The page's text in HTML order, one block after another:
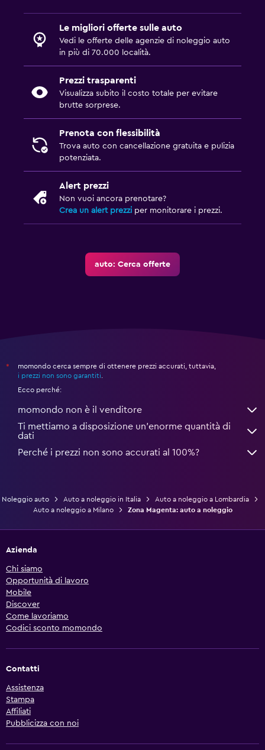
Le migliori offerte sulle auto
Vedi le offerte delle agenzie di noleggio auto
in più di 70.000 località.
Prezzi trasparenti
Visualizza subito il costo totale per evitare
brutte sorprese.
Prenota con flessibilità
Trova auto con cancellazione gratuita e pulizia
potenziata.
Alert prezzi
Non vuoi ancora prenotare?
Crea un alert prezzi per monitorare i prezzi.
auto: Cerca offerte
*
momondo cerca sempre di ottenere prezzi accurati, tuttavia,
i prezzi non sono garantiti.
Ecco perché:
momondo non è il venditore
Ti mettiamo a disposizione un’enorme quantità di
dati
Perché i prezzi non sono accurati al 100%?
Noleggio auto Auto a noleggio in Italia
Auto a noleggio a Lombardia
Auto a noleggio a Milano
Zona Magenta: auto a noleggio
Azienda
Chi siamo
Opportunità di lavoro
Mobile
Discover
Come lavoriamo
Codici sconto momondo
Contatti
Assistenza
Stampa
Affiliati
Pubblicizza con noi